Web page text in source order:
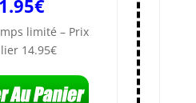
€
limité – Prix
14.95€